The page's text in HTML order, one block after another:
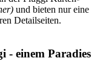
und bieten nur eine
Detailseiten.
- einem Paradies